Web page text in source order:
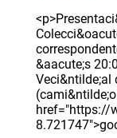
&aacute;s
Veci&ntilde;al
href="https://